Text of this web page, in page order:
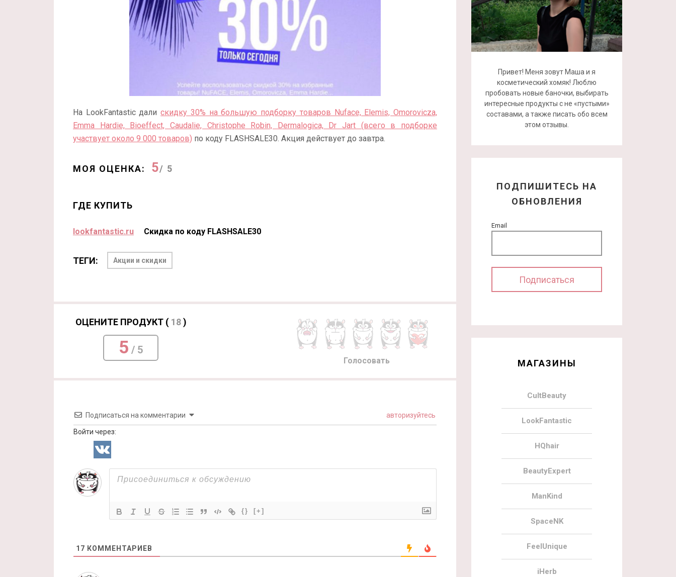
На LookFantastic далискидку 30% на большую подборку товаров Nuface, Elemis, Omorovicza,
Emma Hardie, Bioeffect, Caudalie, Christophe Robin, Dermalogica, Dr Jart (всего в подборке
участвует около 9 000 товаров) по коду FLASHSALE30. Акция действует до завтра.
МОЯ ОЦЕНКА: 5/ 5
ГДЕ КУПИТЬ
lookfantastic.ru Скидка по коду FLASHSALE30
ТЕГИ: Акции и скидки
ОЦЕНИТЕ ПРОДУКТ ( 18)
5 / 5
Голосовать
Подписаться на комментарии авторизуйтесь
Войти через:
{} [+]
17 КОММЕНТАРИЕВ
Привет! Меня зовут Маша и я
косметический хомяк! Люблю
пробовать новые баночки, выбирать
интересные продукты с не «пустыми»
составами, а также писать обо всем
этом отзывы.
ПОДПИШИТЕСЬ НА
ОБНОВЛЕНИЯ
Email
МАГАЗИНЫ
CultBeauty
LookFantastic
HQhair
BeautyExpert
ManKind
SpaceNK
FeelUnique
iHerb